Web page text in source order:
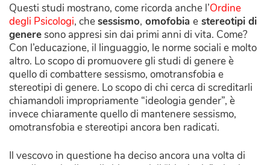
Questi studi mostrano, come ricorda anche l’Ordine
degli Psicologi, chesessismo, omofobia e stereotipi di
generesono appresi sin dai primi anni di vita. Come?
Con l’educazione, il linguaggio, le norme sociali e molto
altro. Lo scopo di promuovere gli studi di genere è
quello di combattere sessismo, omotransfobia e
stereotipi di genere. Lo scopo di chi cerca di screditarli
chiamandoli impropriamente “ideologia gender”, è
invece chiaramente quello di mantenere sessismo,
omotransfobia e stereotipi ancora ben radicati.
Il vescovo in questione ha deciso ancora una volta di